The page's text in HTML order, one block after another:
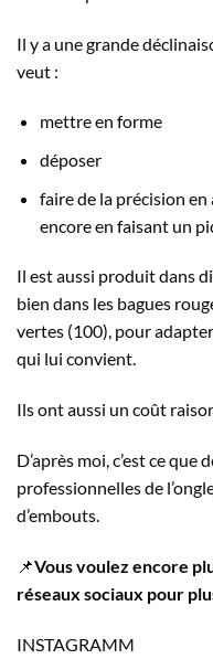
Il y a une grande
veut :
mettre en forme
déposer
faire de la précision
encore en faisant un
Il est aussi produit dans
bien dans les bagues
vertes (100), pour
qui lui convient.
Ils ont aussi un coût
D’après moi, c’est ce
professionnelles de
d’embouts.
📌Vous voulez encore
réseaux sociaux pour
INSTAGRAMM